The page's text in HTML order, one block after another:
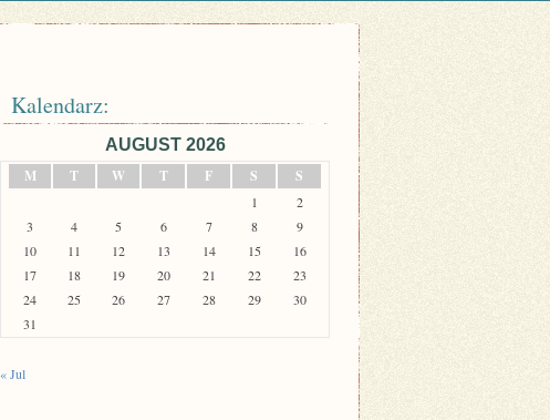
Kalendarz:
AUGUST 2026
M
T W T F S S
1
2
3
4 5 6 7 8
9
10
11 12 13 14 15
16
17
18 19 20 21 22
23
24
25 26 27 28 29
30
31
« Jul